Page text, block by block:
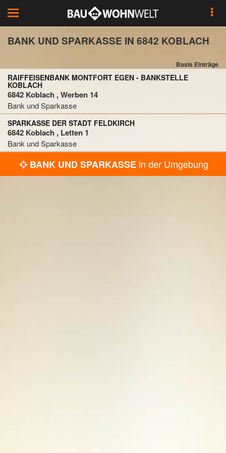
Toggle
navigation
BANK UND SPARKASSE IN 6842 KOBLACH
Basis Einträge
RAIFFEISENBANK MONTFORT EGEN - BANKSTELLE
KOBLACH
6842 Koblach , Werben 14
Bank und Sparkasse
SPARKASSE DER STADT FELDKIRCH
6842 Koblach , Letten 1
Bank und Sparkasse
BANK UND SPARKASSE in der Umgebung